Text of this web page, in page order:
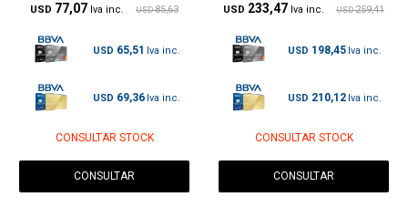
USD 77,07 USD 85,63
USD 65,51
USD 69,36
CONSULTAR STOCK
CONSULTAR
USD 233,47 USD 259,41
USD 198,45
USD 210,12
CONSULTAR STOCK
CONSULTAR